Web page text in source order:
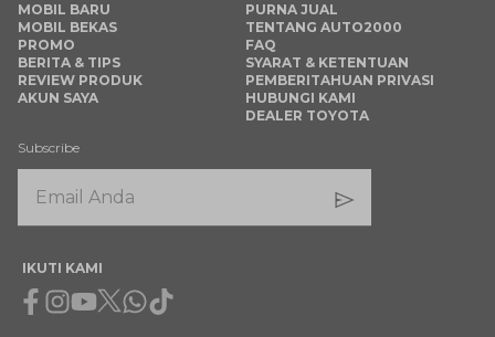
MOBIL BARU
MOBIL BEKAS
PROMO
BERITA & TIPS
REVIEW PRODUK
AKUN SAYA
PURNA JUAL
TENTANG AUTO2000
FAQ
SYARAT & KETENTUAN
PEMBERITAHUAN PRIVASI
HUBUNGI KAMI
DEALER TOYOTA
Subscribe
IKUTI KAMI
Facebook
Instagram
Youtube
X Whatsapp
Tiktok